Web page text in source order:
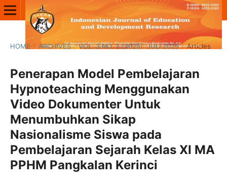
HOME / ARCHIVES / VOL. 3 NO. 2 (2025): JULI 2025 / Articles
Penerapan Model Pembelajaran
Hypnoteaching Menggunakan
Video Dokumenter Untuk
Menumbuhkan Sikap
Nasionalisme Siswa pada
Pembelajaran Sejarah Kelas XI MA
PPHM Pangkalan Kerinci